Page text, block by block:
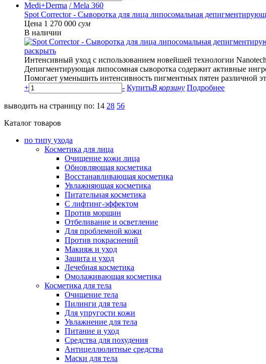
Medi+Derma / Mela 360
Spot Corrector - Сыворотка для лица липосомальная
Цена 1 270 000 сум
В наличии
раскрыть
Интенсивный уход с использованием новейшей технологии
Депигментирующая липосомная сыворотка содержит активные
Помогает уменьшить интенсивность пигментных пятен различной
+
- КупитьВ корзину Подробнее
выводить на страницу по: 14 28 56
Каталог товаров
по типу ухода
Косметика для лица
Очищение кожи лица
Обновляющая косметика
Восстанавливающая косметика
Увлажняющая косметика
Питательная косметика
С лифтинг-эффектом
Против морщин
Отбеливание и осветление
Для проблемной кожи
Против покраснений
Макияж и уход
Защита и уход
Лечебная косметика
Омолаживающая косметика
Косметика для тела
Очищение тела
Пилинги для тела
Для упругости кожи
Увлажнение для тела
Питание и уход
Средства для похудения
Антицеллюлитные средства
Маски для тела